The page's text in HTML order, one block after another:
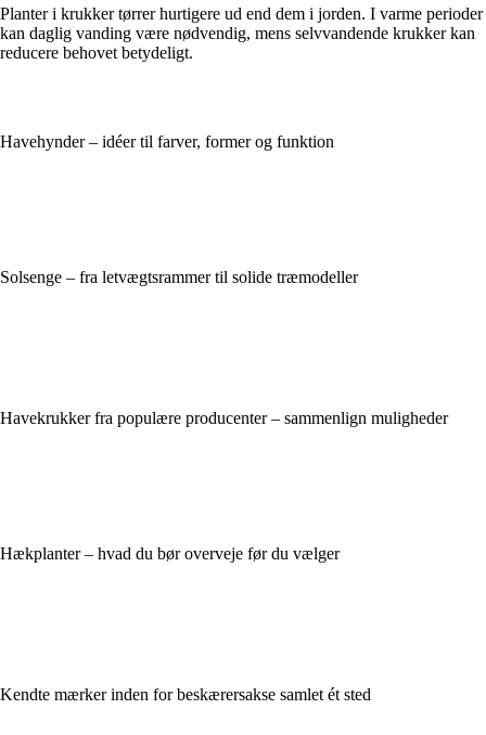
Planter i krukker tørrer hurtigere ud end dem i jorden. I varme perioder
kan daglig vanding være nødvendig, mens selvvandende krukker kan
reducere behovet betydeligt.
Havehynder – idéer til farver, former og funktion
Solsenge – fra letvægtsrammer til solide træmodeller
Havekrukker fra populære producenter – sammenlign muligheder
Hækplanter – hvad du bør overveje før du vælger
Kendte mærker inden for beskærersakse samlet ét sted